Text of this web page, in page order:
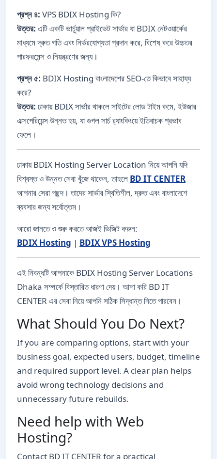
প্রশ্ন ৪: VPS BDIX Hosting কি?
উত্তর: এটি একটি ভার্চুয়াল প্রাইভেট সার্ভার যা BDIX নেটওয়ার্কের
মাধ্যমে দ্রুত গতি এবং নির্ভরযোগ্যতা প্রদান করে, বিশেষ করে উচ্চতর
পারফরমেন্স ও নিয়ন্ত্রণের জন্য।
প্রশ্ন ৫: BDIX Hosting বাংলাদেশের SEO-তে কিভাবে সাহায্য
করে?
উত্তর: ঢাকায় BDIX সার্ভার থাকলে সাইটের লোড টাইম কমে, ইউজার
এক্সপেরিয়েন্স উন্নত হয়, যা গুগল সার্চ র‍্যাংকিংয়ে ইতিবাচক প্রভাব
ফেলে।
ঢাকায় BDIX Hosting Server Location নিয়ে আপনি যদি
বিশ্বস্ত ও উন্নত সেবা খুঁজে থাকেন, তাহলে BD IT CENTER
আপনার সেরা পছন্দ। তাদের সার্ভার স্থিতিশীল, দ্রুত এবং বাংলাদেশে
ব্যবসার জন্য সর্বোত্তম।
আরো জানতে ও শুরু করতে আজই ভিজিট করুন:
BDIX Hosting | BDIX VPS Hosting
এই নিবন্ধটি আপনাকে BDIX Hosting Server Locations
Dhaka সম্পর্কে বিস্তারিত ধারণা দেয়। আশা করি BD IT
CENTER এর সেবা নিয়ে আপনি সঠিক সিদ্ধান্ত নিতে পারবেন।
What Should You Do Next?
If you are comparing options, start with your
business goal, expected users, budget, timeline
and required support level. A clear plan helps
avoid wrong technology decisions and
unnecessary future rebuilds.
Need help with Web
Hosting?
Contact BD IT CENTER for a practical